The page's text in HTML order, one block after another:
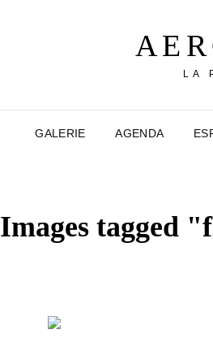
LA
GALERIE AGENDA
Images tagged